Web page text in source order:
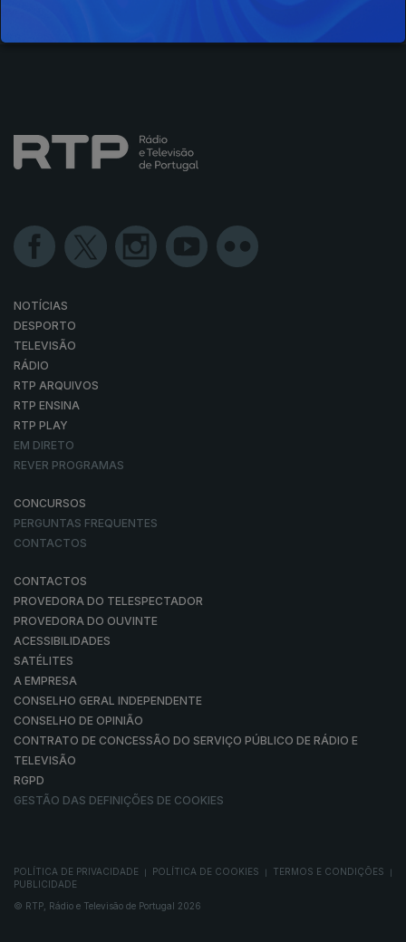
NOTÍCIAS
DESPORTO
TELEVISÃO
RÁDIO
RTP ARQUIVOS
RTP ENSINA
RTP PLAY
EM DIRETO
REVER PROGRAMAS
CONCURSOS
PERGUNTAS FREQUENTES
CONTACTOS
CONTACTOS
PROVEDORA DO TELESPECTADOR
PROVEDORA DO OUVINTE
ACESSIBILIDADES
SATÉLITES
A EMPRESA
CONSELHO GERAL INDEPENDENTE
CONSELHO DE OPINIÃO
CONTRATO DE CONCESSÃO DO SERVIÇO PÚBLICO DE RÁDIO E
TELEVISÃO
RGPD
GESTÃO DAS DEFINIÇÕES DE COOKIES
POLÍTICA DE PRIVACIDADE POLÍTICA DE COOKIES TERMOS E CONDIÇÕES
PUBLICIDADE
© RTP, Rádio e Televisão de Portugal 2026